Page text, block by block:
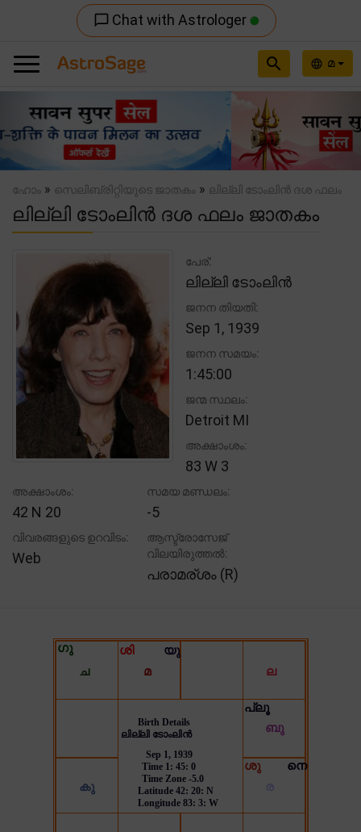
chat_bubble_outline Chat with Astrologer
language മ
search
Previous
ഹോം » സെലിബ്രിറ്റിയുടെ ജാതകം » ലില്ലി ടോംലിൻ ദശ ഫലം
ലില്ലി ടോംലിൻ ദശ ഫലം ജാതകം
പേര്:
ലില്ലി ടോംലിൻ
ജനന തിയതി:
Sep 1, 1939
ജനന സമയം:
1:45:00
ജന്മ സ്ഥലം:
Detroit MI
അക്ഷാംശം:
83 W 3
അക്ഷാംശം:
42 N 20
സമയ മണ്ഡലം:
-5
വിവരങ്ങളുടെ ഉറവിടം:
Web
ആസ്ട്രോസേജ്
വിലയിരുത്തൽ:
പരാമര്ശം (R)